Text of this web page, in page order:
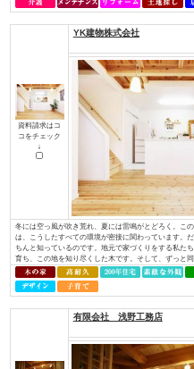
・社長を含め、社員全員が職人
ちんと理解し、お客様のご要望
っております！それぞれの施工
ど、専門性を持っていなければ対
資料請求はコ
イデキョウ